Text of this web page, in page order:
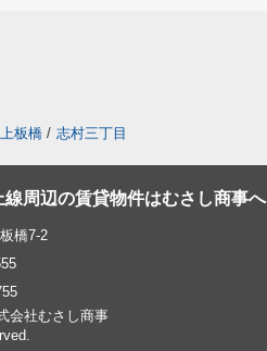
上板橋 / 志村三丁目
線周辺の賃貸物件はむさし商事へ
橋7-2
会社むさし商事